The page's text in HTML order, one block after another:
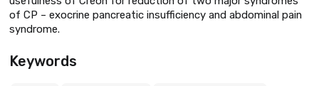
of CP – exocrine pancreatic insufficiency and abdominal pain
syndrome.
Keywords